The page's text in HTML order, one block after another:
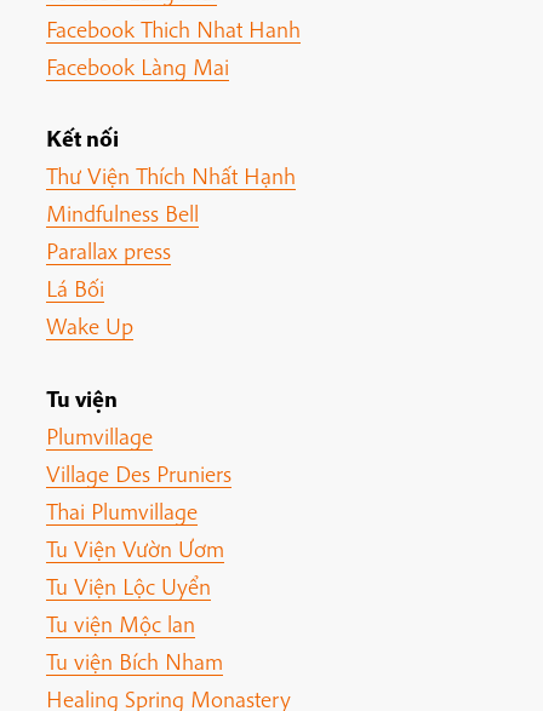
Facebook Thich Nhat Hanh
Facebook Làng Mai
Kết nối
Thư Viện Thích Nhất Hạnh
Mindfulness Bell
Parallax press
Lá Bối
Wake Up
Tu viện
Plumvillage
Village Des Pruniers
Thai Plumvillage
Tu Viện Vườn Ươm
Tu Viện Lộc Uyển
Tu viện Mộc lan
Tu viện Bích Nham
Healing Spring Monastery